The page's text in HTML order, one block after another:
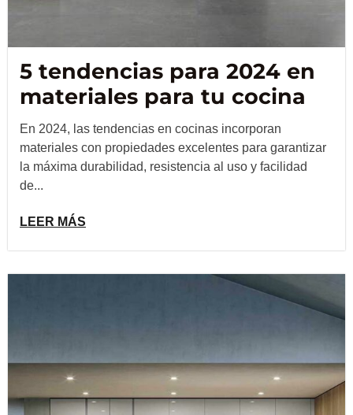
5 tendencias para 2024 en
materiales para tu cocina
En 2024, las tendencias en cocinas incorporan
materiales con propiedades excelentes para garantizar
la máxima durabilidad, resistencia al uso y facilidad
de...
LEER MÁS